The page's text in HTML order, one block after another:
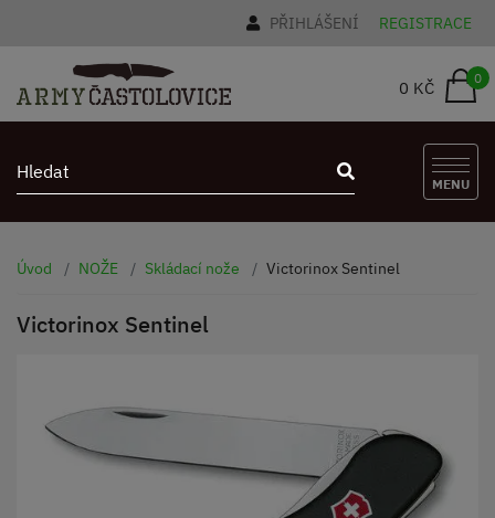
PŘIHLÁŠENÍ REGISTRACE
0 KČ 0
MENU
Úvod NOŽE Skládací nože Victorinox Sentinel
Victorinox Sentinel